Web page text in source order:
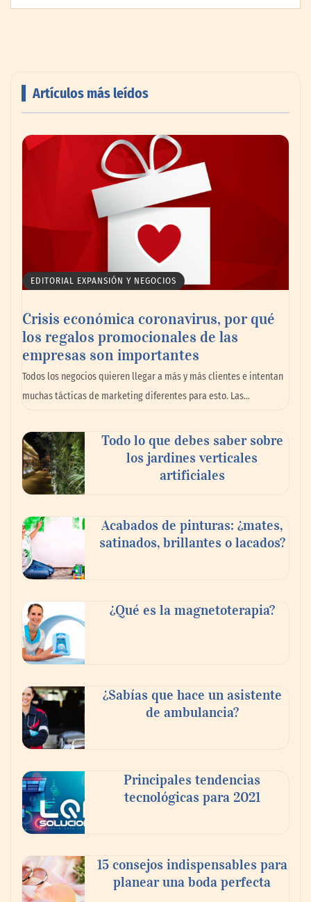
AMANAC celebra su 39 aniversario
impulsando la colaboración en el sector
La omnicanalidad redefine la forma de
planear viajes en México
buscan proyectar talento mexicano y
fortalecer el turismo médico
En el Día de la Cerveza, Grupo Modelo
mundo elige para reunirse: 7 de cada 10 la
escogen
Artículos más leídos
EDITORIAL EXPANSIÓN Y NEGOCIOS
Crisis económica coronavirus, por qué
los regalos promocionales de las
empresas son importantes
Todos los negocios quieren llegar a más y más clientes e intentan
muchas tácticas de marketing diferentes para esto. Las…
Todo lo que debes saber sobre
los jardines verticales
artificiales
Acabados de pinturas: ¿mates,
satinados, brillantes o lacados?
¿Qué es la magnetoterapia?
¿Sabías que hace un asistente
de ambulancia?
Principales tendencias
tecnológicas para 2021
15 consejos indispensables para
planear una boda perfecta